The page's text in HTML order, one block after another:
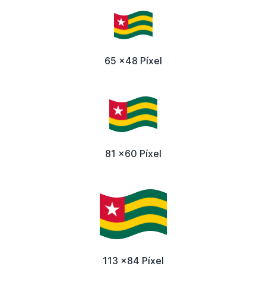
65 x48 Píxel
81 x60 Píxel
113 x84 Píxel